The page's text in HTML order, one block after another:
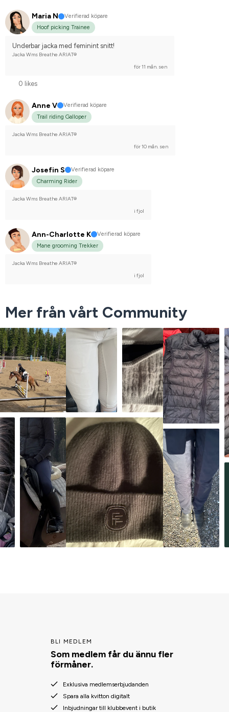
Maria N
Verifierad köpare
Hoof picking Trainee
Underbar jacka med feminint snitt!
Jacka Wms Breathe ARIAT®
för 11 mån. sen
0 likes
Anne V
Verifierad köpare
Trail riding Galloper
Jacka Wms Breathe ARIAT®
för 10 mån. sen
Josefin S
Verifierad köpare
Charming Rider
Jacka Wms Breathe ARIAT®
i fjol
Ann-Charlotte K
Verifierad köpare
Mane grooming Trekker
Jacka Wms Breathe ARIAT®
i fjol
Mer från vårt Community
BLI MEDLEM
Som medlem får du ännu fler
förmåner.
Exklusiva medlemserbjudanden
Spara alla kvitton digitalt
Inbjudningar till klubbevent i butik